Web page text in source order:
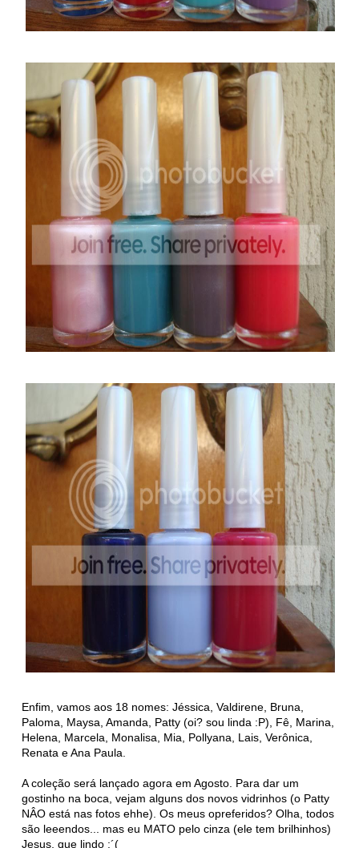
Enfim, vamos aos 18 nomes: Jéssica, Valdirene, Bruna,
Paloma, Maysa, Amanda, Patty (oi? sou linda :P), Fê, Marina,
Helena, Marcela, Monalisa, Mia, Pollyana, Lais, Verônica,
Renata e Ana Paula.
A coleção será lançado agora em Agosto. Para dar um
gostinho na boca, vejam alguns dos novos vidrinhos (o Patty
NÂO está nas fotos ehhe). Os meus opreferidos? Olha, todos
são leeendos... mas eu MATO pelo cinza (ele tem brilhinhos)
Jesus, que lindo :´(